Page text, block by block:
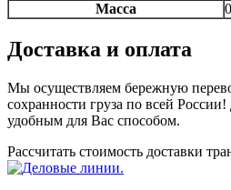
Масса
Доставка и оплата
Мы осуществляем бережную
сохранности груза по всей России!
удобным для Вас способом.
Рассчитать стоимость доставки